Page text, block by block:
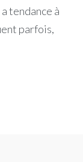
tendance à
parfois,